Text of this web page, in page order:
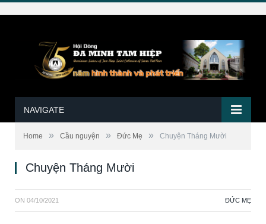
NAVIGATE
Home » Cầu nguyện » Đức Mẹ » Chuyện Tháng Mười
Chuyện Tháng Mười
ON 04/10/2021 ĐỨC MẸ